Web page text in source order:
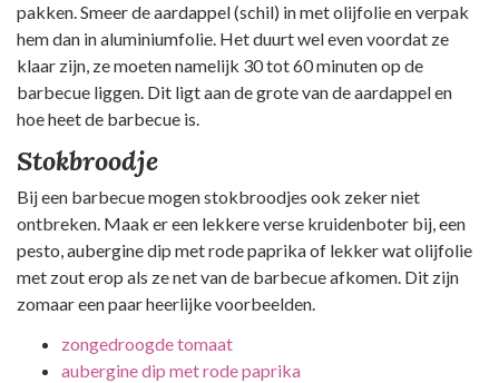
pakken. Smeer de aardappel (schil) in met olijfolie en verpak
hem dan in aluminiumfolie. Het duurt wel even voordat ze
klaar zijn, ze moeten namelijk 30 tot 60 minuten op de
barbecue liggen. Dit ligt aan de grote van de aardappel en
hoe heet de barbecue is.
Stokbroodje
Bij een barbecue mogen stokbroodjes ook zeker niet
ontbreken. Maak er een lekkere verse kruidenboter bij, een
pesto, aubergine dip met rode paprika of lekker wat olijfolie
met zout erop als ze net van de barbecue afkomen. Dit zijn
zomaar een paar heerlijke voorbeelden.
zongedroogde tomaat
aubergine dip met rode paprika